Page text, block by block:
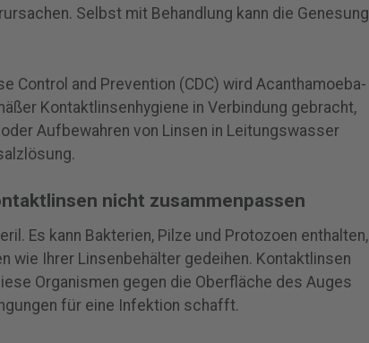
Selbst mit Behandlung kann die Genesung
Control and Prevention (CDC) wird Acanthamoeba-
Kontaktlinsenhygiene in Verbindung gebracht,
Aufbewahren von Linsen in Leitungswasser
nicht zusammenpassen
Es kann Bakterien, Pilze und Protozoen enthalten,
wie Ihrer Linsenbehälter gedeihen. Kontaktlinsen
Organismen gegen die Oberfläche des Auges
für eine Infektion schafft.